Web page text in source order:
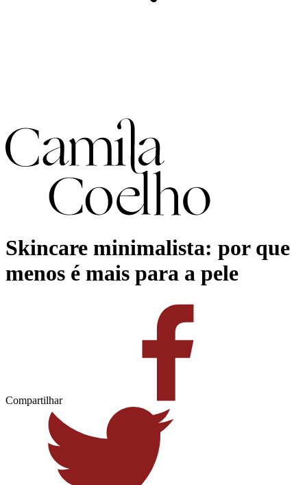
Skincare minimalista: por que
menos é mais para a pele
Compartilhar